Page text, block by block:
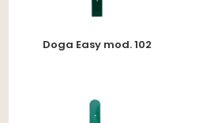
Doga Easy mod. 102